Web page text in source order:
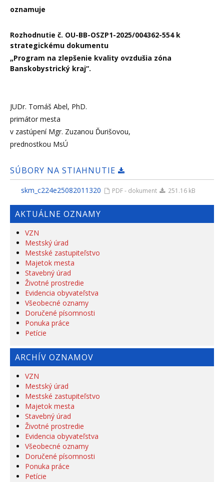
oznamuje
Rozhodnutie č. OU-BB-OSZP1-2025/004362-554 k
strategickému dokumentu
„Program na zlepšenie kvality ovzdušia zóna
Banskobystrický kraj“.
JUDr. Tomáš Abel, PhD.
primátor mesta
v zastúpení Mgr. Zuzanou Ďurišovou,
prednostkou MsÚ
SÚBORY NA STIAHNUTIE
skm_c224e25082011320 PDF - dokument 251.16 kB
AKTUÁLNE OZNAMY
VZN
Mestský úrad
Mestské zastupiteľstvo
Majetok mesta
Stavebný úrad
Životné prostredie
Evidencia obyvateľstva
Všeobecné oznamy
Doručené písomnosti
Ponuka práce
Petície
ARCHÍV OZNAMOV
VZN
Mestský úrad
Mestské zastupiteľstvo
Majetok mesta
Stavebný úrad
Životné prostredie
Evidencia obyvateľstva
Všeobecné oznamy
Doručené písomnosti
Ponuka práce
Petície